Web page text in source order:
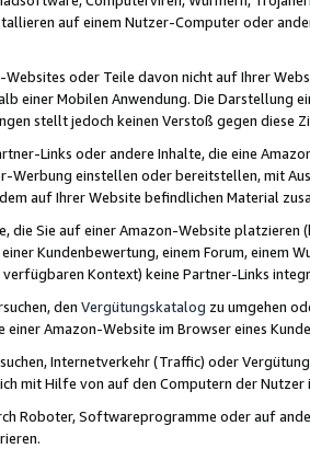
auf einem Nutzer-Computer oder
Websites oder Teile davon nicht auf Ihrer
einer Mobilen Anwendung. Die Darstellung
stellt jedoch keinen Verstoß gegen diese
Links oder andere Inhalte, die eine
Werbung einstellen oder bereitstellen, mit
auf Ihrer Website befindlichen Material
die Sie auf einer Amazon-Website
Kundenbewertung, einem Forum, einem
Kontext) keine Partner-Links
den Vergütungskatalog zu umgehen
einer Amazon-Website im Browser eines
Internetverkehr (Traffic) oder
mit Hilfe von auf den Computern der
Roboter, Softwareprogramme oder auf